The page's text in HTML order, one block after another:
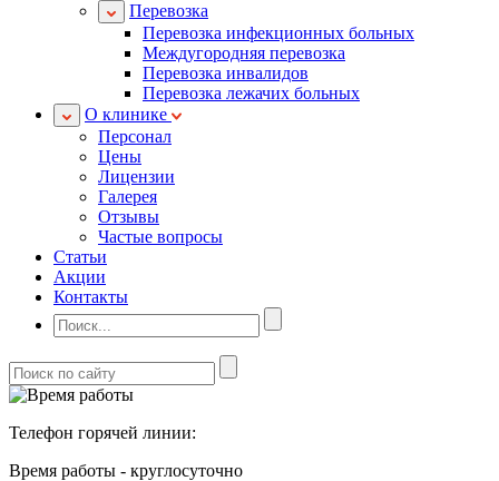
Перевозка
Перевозка инфекционных больных
Междугородняя перевозка
Перевозка инвалидов
Перевозка лежачих больных
О клинике
Персонал
Цены
Лицензии
Галерея
Отзывы
Частые вопросы
Статьи
Акции
Контакты
Телефон горячей линии:
Время работы - круглосуточно